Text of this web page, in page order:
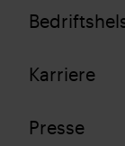
Karriere
Presse